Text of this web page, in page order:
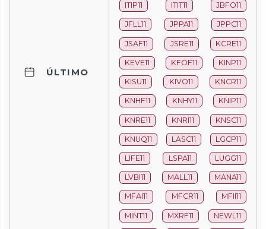
ÚLTIMO
ITIP11 ITIT11 JBFO11
JFLL11 JPPA11 JPPC11
JSAF11 JSRE11 KCRE11
KEVE11 KFOF11 KINP11
KISU11 KIVO11 KNCR11
KNHF11 KNHY11 KNIP11
KNRE11 KNRI11 KNSC11
KNUQ11 LASC11 LGCP11
LIFE11 LSPA11 LUGG11
LVBI11 MALL11 MANA11
MFAI11 MFCR11 MFII11
MINT11 MXRF11 NEWL11